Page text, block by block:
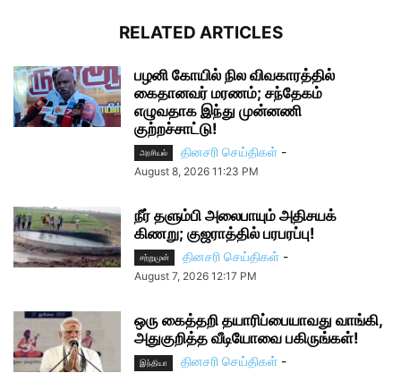
RELATED ARTICLES
பழனி கோயில் நில விவகாரத்தில்
கைதானவர் மரணம்; சந்தேகம்
எழுவதாக இந்து முன்னணி
குற்றச்சாட்டு!
அரசியல் தினசரி செய்திகள் -
August 8, 2026 11:23 PM
நீர் தளும்பி அலைபாயும் அதிசயக்
கிணறு; குஜராத்தில் பரபரப்பு!
சற்றுமுன் தினசரி செய்திகள் -
August 7, 2026 12:17 PM
ஒரு கைத்தறி தயாரிப்பையாவது வாங்கி,
அதுகுறித்த வீடியோவை பகிருங்கள்!
இந்தியா தினசரி செய்திகள் -